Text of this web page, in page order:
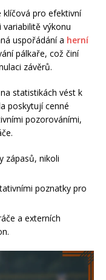
klíčová pro efektivní
výkonu
uspořádání a herní
pálkaře, což činí
závěrů.
statistikách vést k
poskytují cenné
pozorováními,
zápasů, nikoli
poznatky pro
a externích